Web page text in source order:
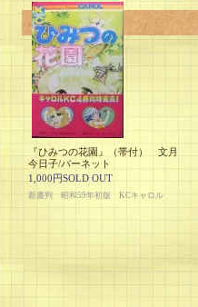
『ひみつの花園』（帯付） 文月
今日子/バーネット
1,000円SOLD OUT
新書判 昭和59年初版 KCキャロル